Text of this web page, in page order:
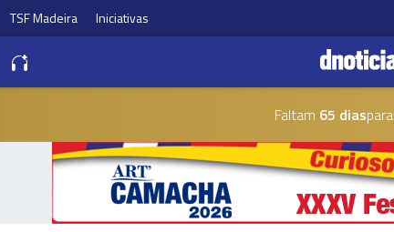
TSF Madeira Iniciativas
Faltam 65 dias